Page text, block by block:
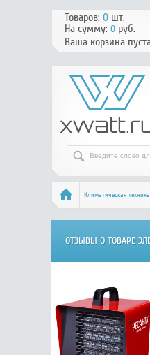
Товаров: 0шт.
На сумму: 0руб.
Ваша корзина
Климатическая техника
РЕСАНТА ТЭПК-2000/ Отзывы
ОТЗЫВЫ О ТОВАРЕ